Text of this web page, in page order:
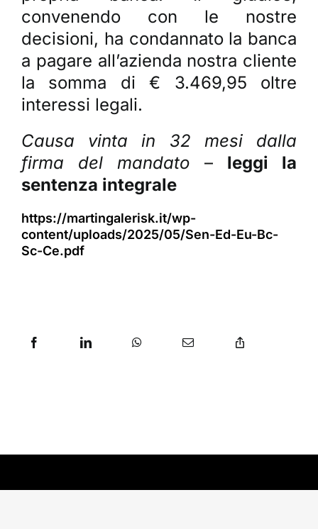
convenendo con le nostre
decisioni, ha condannato la banca
a pagare all’azienda nostra cliente
la somma di € 3.469,95 oltre
interessi legali.
Causa vinta in 32 mesi dalla
firma del mandato – leggi la
sentenza integrale
https://martingalerisk.it/wp-
content/uploads/2025/05/Sen-Ed-Eu-Bc-
Sc-Ce.pdf